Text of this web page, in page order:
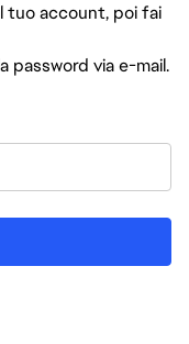
tuo account, poi fai
password via e-mail.
e-mail